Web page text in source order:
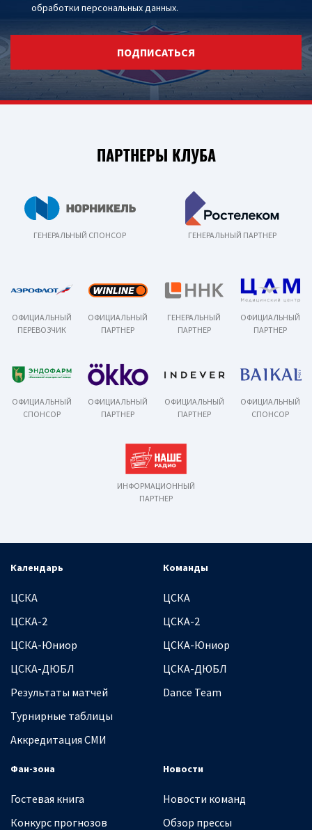
обработки персональных данных.
ПОДПИСАТЬСЯ
ПАРТНЕРЫ КЛУБА
ГЕНЕРАЛЬНЫЙ СПОНСОР ГЕНЕРАЛЬНЫЙ ПАРТНЕР
ОФИЦИАЛЬНЫЙ
ПЕРЕВОЗЧИК
ОФИЦИАЛЬНЫЙ
ПАРТНЕР
ГЕНЕРАЛЬНЫЙ
ПАРТНЕР
ОФИЦИАЛЬНЫЙ
ПАРТНЕР
ОФИЦИАЛЬНЫЙ
СПОНСОР
ОФИЦИАЛЬНЫЙ
ПАРТНЕР
ОФИЦИАЛЬНЫЙ
ПАРТНЕР
ОФИЦИАЛЬНЫЙ
СПОНСОР
ИНФОРМАЦИОННЫЙ
ПАРТНЕР
Календарь
ЦСКА
ЦСКА-2
ЦСКА-Юниор
ЦСКА-ДЮБЛ
Результаты матчей
Турнирные таблицы
Аккредитация СМИ
Команды
ЦСКА
ЦСКА-2
ЦСКА-Юниор
ЦСКА-ДЮБЛ
Dance Team
Фан-зона
Гостевая книга
Конкурс прогнозов
Новости
Новости команд
Обзор прессы